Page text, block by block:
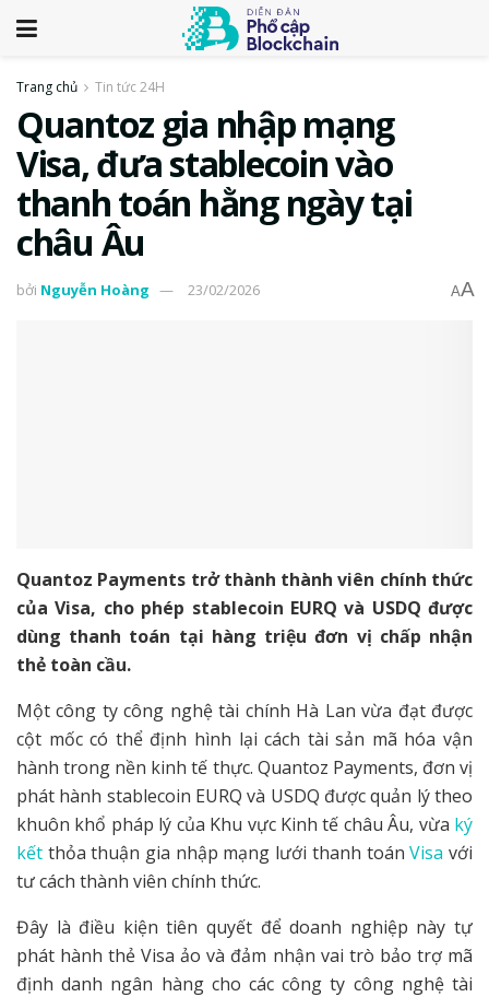
Trang chủ Tin tức 24H
Quantoz gia nhập mạng
Visa, đưa stablecoin vào
thanh toán hằng ngày tại
châu Âu
bởi Nguyễn Hoàng 23/02/2026 AA
Quantoz Payments trở thành thành viên chính thức
của Visa, cho phép stablecoin EURQ và USDQ được
dùng thanh toán tại hàng triệu đơn vị chấp nhận
thẻ toàn cầu.
Một công ty công nghệ tài chính Hà Lan vừa đạt được
cột mốc có thể định hình lại cách tài sản mã hóa vận
hành trong nền kinh tế thực. Quantoz Payments, đơn vị
phát hành stablecoin EURQ và USDQ được quản lý theo
khuôn khổ pháp lý của Khu vực Kinh tế châu Âu, vừa ký
kết thỏa thuận gia nhập mạng lưới thanh toánVisa với
tư cách thành viên chính thức.
Đây là điều kiện tiên quyết để doanh nghiệp này tự
phát hành thẻ Visa ảo và đảm nhận vai trò bảo trợ mã
định danh ngân hàng cho các công ty công nghệ tài